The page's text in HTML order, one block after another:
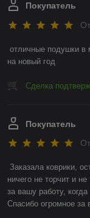
Покупатель
отличные подушки в
на новый год
Сделка
Покупатель
Заказала коврики,
ничего не торчит и
за вашу работу,
Спасибо огромное за